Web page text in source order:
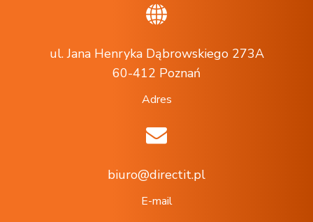
ul. Jana Henryka Dąbrowskiego 273A
60-412 Poznań
Adres
biuro@directit.pl
E-mail